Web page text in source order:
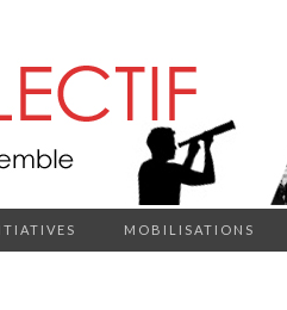
MOBILISATIONS